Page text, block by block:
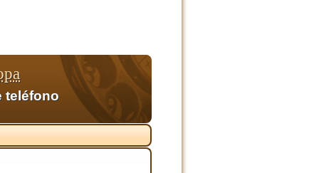
teléfono